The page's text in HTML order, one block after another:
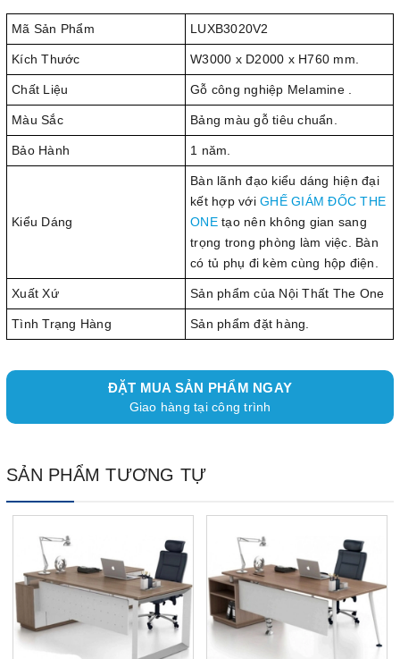
Mã Sản Phẩm LUXB3020V2
Kích Thước W3000 x D2000 x H760 mm.
Chất Liệu Gỗ công nghiệp Melamine .
Màu Sắc Bảng màu gỗ tiêu chuẩn.
Bảo Hành 1 năm.
Kiểu Dáng
Bàn lãnh đạo kiểu dáng hiện đại
kết hợp với GHẾ GIÁM ĐỐC THE
ONEtạo nên không gian sang
trọng trong phòng làm việc. Bàn
có tủ phụ đi kèm cùng hộp điện.
Xuất Xứ Sản phẩm của Nội Thất The One
Tình Trạng Hàng Sản phẩm đặt hàng.
ĐẶT MUA SẢN PHẨM NGAY
Giao hàng tại công trình
SẢN PHẨM TƯƠNG TỰ